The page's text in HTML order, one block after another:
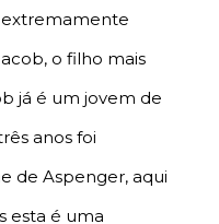
o filho mais
já é um jovem de
anos foi
de Aspenger, aqui
esta é uma